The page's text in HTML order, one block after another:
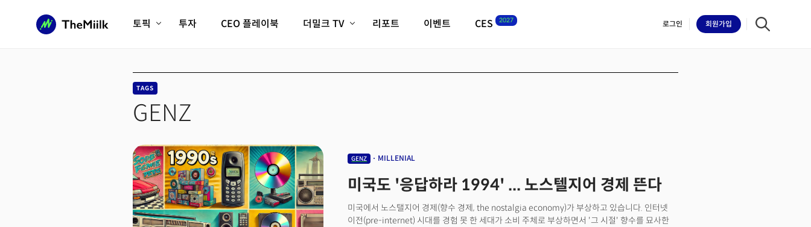
토픽
피지컬AI/로봇
AX비즈니스혁명
전체 기사 보기
투자 CEO 플레이북 더밀크 TV
더밀크 아카데미
더웨이브/트렌드쇼
밸리토크
리포트 이벤트 CES 2027 로그인 회원가입
TAGS
GENZ
GENZ MILLENIAL
미국도 '응답하라 1994' ... 노스텔지어 경제 뜬다
미국에서 노스탤지어 경제(향수 경제, the nostalgia economy)가 부상하고 있습니다. 인터넷
이전(pre-internet) 시대를 경험 못 한 세대가 소비 주체로 부상하면서 '그 시절' 향수를 묘사한